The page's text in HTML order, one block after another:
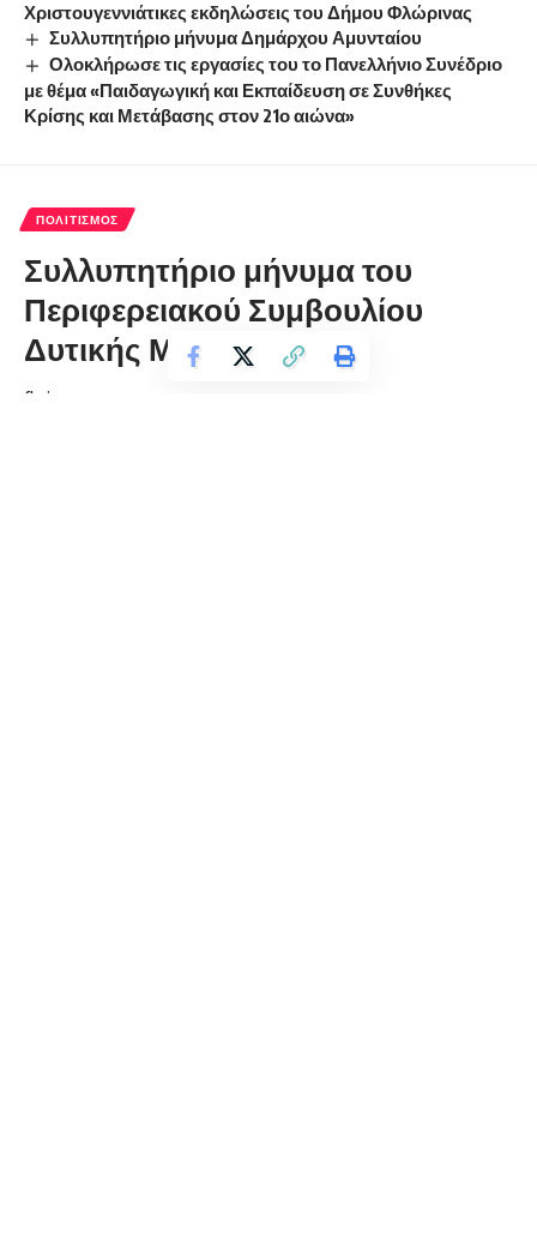
Χριστουγεννιάτικες εκδηλώσεις του Δήμου Φλώρινας
Συλλυπητήριο μήνυμα Δημάρχου Αμυνταίου
Ολοκλήρωσε τις εργασίες του το Πανελλήνιο Συνέδριο
με θέμα «Παιδαγωγική και Εκπαίδευση σε Συνθήκες
Κρίσης και Μετάβασης στον 21ο αιώνα»
ΠΟΛΙΤΙΣΜΌΣ
Συλλυπητήριο μήνυμα του
Περιφερειακού Συμβουλίου
Δυτικής Μακεδονίας
florinapress.gr